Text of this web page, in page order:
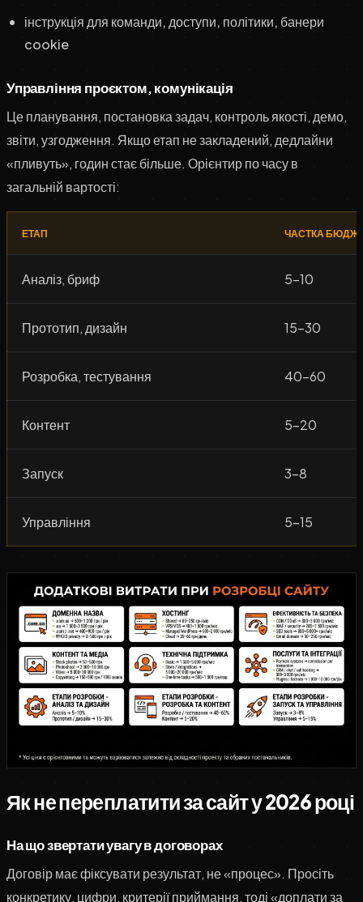
інструкція для команди, доступи, політики, банери
cookie
Управління проєктом, комунікація
Це планування, постановка задач, контроль якості, демо,
звіти, узгодження. Якщо етап не закладений, дедлайни
«пливуть», годин стає більше. Орієнтир по часу в
загальній вартості:
ЕТАП ЧАСТКА
Аналіз, бриф 5–10
Прототип, дизайн 15–30
Розробка, тестування 40–60
Контент 5–20
Запуск 3–8
Управління 5–15
Як не переплатити за сайт у 2026 році
На що звертати увагу в договорах
Договір має фіксувати результат, не «процес». Просіть
конкретику, цифри, критерії приймання, тоді «доплати за